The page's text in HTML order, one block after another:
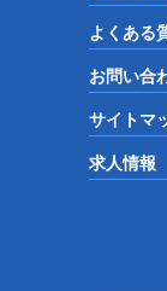
よくある
お問い合
サイトマ
求人情報